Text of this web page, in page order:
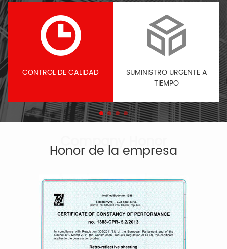
CONTROL DE CALIDAD
SUMINISTRO URGENTE A
TIEMPO
Honor de la empresa